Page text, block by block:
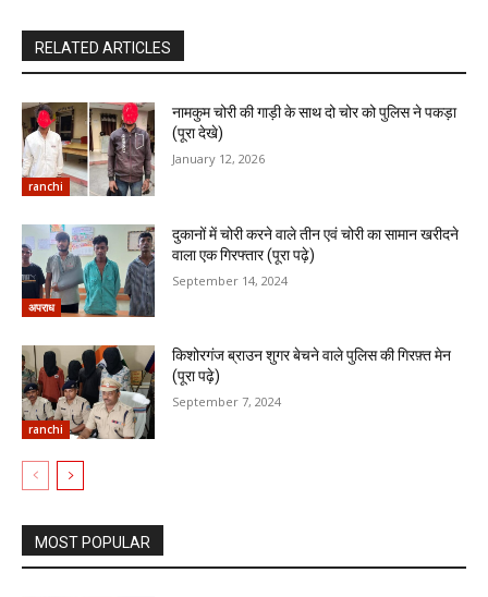
RELATED ARTICLES
ranchi
नामकुम चोरी की गाड़ी के साथ दो चोर को पुलिस ने पकड़ा
(पूरा देखे)
January 12, 2026
अपराध
दुकानों में चोरी करने वाले तीन एवं चोरी का सामान खरीदने
वाला एक गिरफ्तार (पूरा पढ़े)
September 14, 2024
ranchi
किशोरगंज ब्राउन शुगर बेचने वाले पुलिस की गिरफ़्त मेन
(पूरा पढ़े)
September 7, 2024
MOST POPULAR